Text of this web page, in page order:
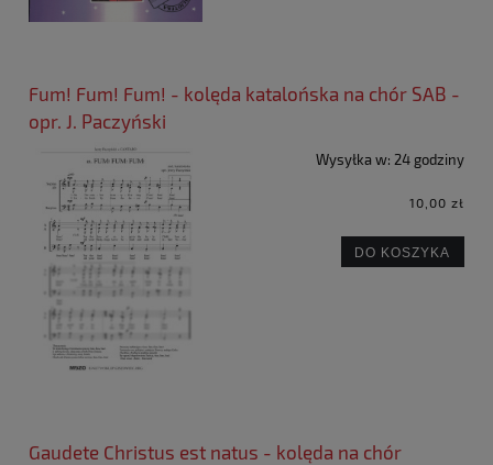
Fum! Fum! Fum! - kolęda katalońska na chór SAB -
opr. J. Paczyński
Wysyłka w: 24 godziny
10,00 zł
DO KOSZYKA
Gaudete Christus est natus - kolęda na chór